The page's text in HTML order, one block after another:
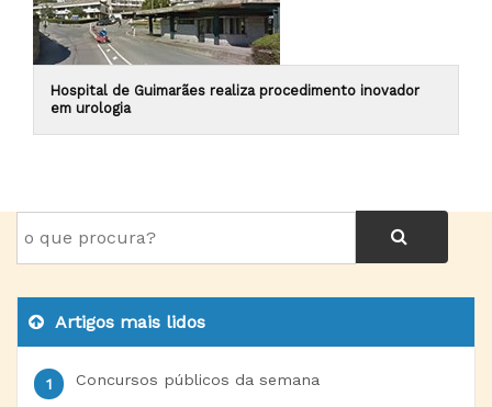
Hospital de Guimarães realiza procedimento inovador
em urologia
Artigos mais lidos
Concursos públicos da semana